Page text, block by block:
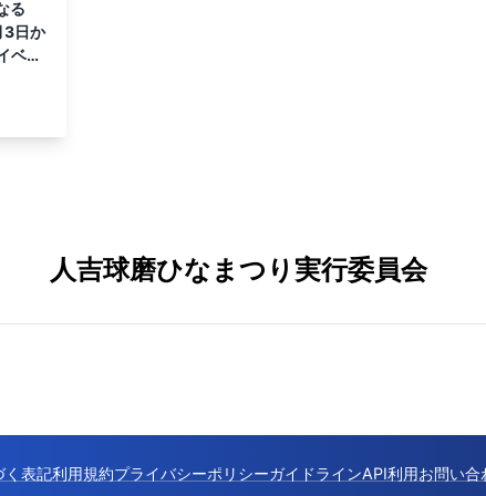
る
3日か
ベン
人吉球磨ひなまつり実行委員会
く表記利用規約プライバシーポリシーガイドラインAPI利用お問い合